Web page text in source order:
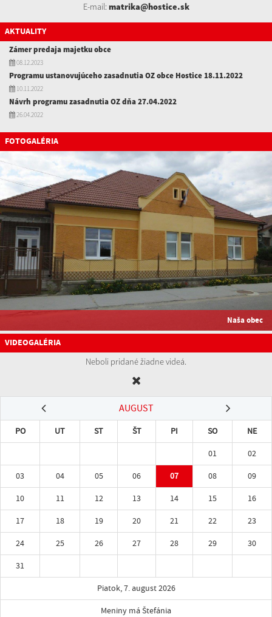
E-mail: matrika@hostice.sk
AKTUALITY
Zámer predaja majetku obce
08.12.2023
Programu ustanovujúceho zasadnutia OZ obce Hostice 18.11.2022
10.11.2022
Návrh programu zasadnutia OZ dňa 27.04.2022
26.04.2022
FOTOGALÉRIA
Naša obec
VIDEOGALÉRIA
Neboli pridané žiadne videá.
AUGUST
PO UT ST ŠT PI SO
NE
01
02
03
04 05 06 07 08
09
10
11 12 13 14 15
16
17
18 19 20 21 22
23
24
25 26 27 28 29
30
31
Piatok, 7. august 2026
Meniny má Štefánia